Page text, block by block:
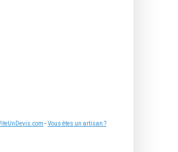
-Vous êtes un artisan ?